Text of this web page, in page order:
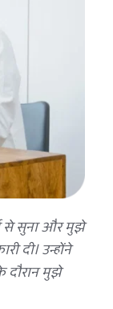
से सुना और मुझे
दी। उन्होंने
दौरान मुझे